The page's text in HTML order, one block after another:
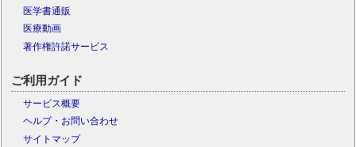
医学書通販
医療動画
著作権許諾サービス
ご利用ガイド
サービス概要
ヘルプ・お問い合わせ
サイトマップ